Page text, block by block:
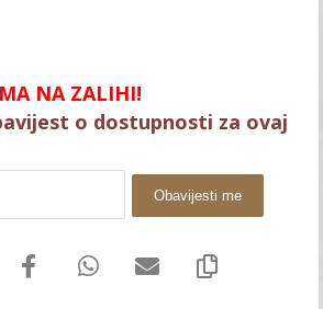
NA ZALIHI!
o dostupnosti za ovaj
Obavijesti me